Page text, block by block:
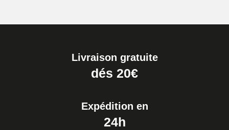
Livraison gratuite
dés 20€
Expédition en
24h